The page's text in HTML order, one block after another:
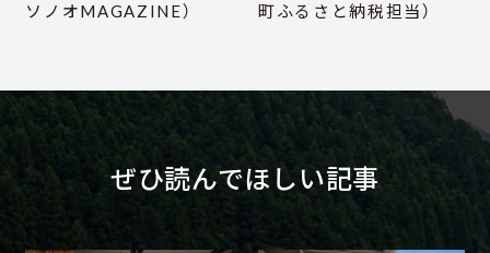
ソノオMAGAZINE）
町ふるさと納税担当）
ぜひ読んでほしい記事